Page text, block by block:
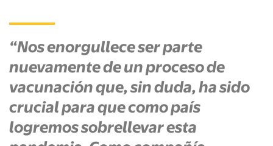
“Nos enorgullece ser parte
nuevamente de un proceso de
vacunación que, sin duda, ha sido
crucial para que como país
logremos sobrellevar esta